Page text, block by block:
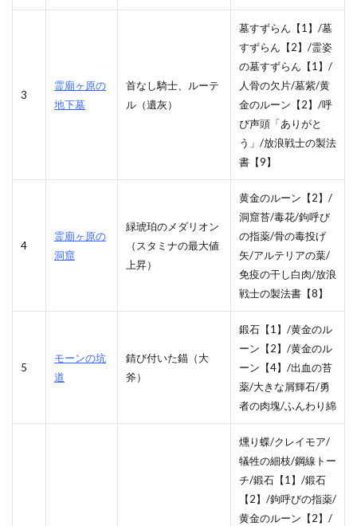
3
霊廟ヶ原の
地下墓
首なし騎士、ルーテ
ル（遺灰）
墓すずらん【1】/墓
すずらん【2】/霊姿
の墓すずらん【1】/
人骨の欠片/墓紫/黄
金のルーン【2】/呼
び声頭「ありがと
う」/放浪戦士の製法
書【9】
4
霊廟ヶ原の
洞窟
緑琥珀のメダリオン
（スタミナの最大値
上昇）
黄金のルーン【2】/
洞窟苔/毒花/鉤呼び
の指薬/骨の毒投げ
矢/アルテリアの葉/
免疫の干し白肉/放浪
戦士の製法書【8】
5
モーンの坑
道
錆び付いた錨（大
斧）
鍛石【1】/黄金のル
ーン【2】/黄金のル
ーン【4】/出血の苔
薬/大きな屑輝石/勇
者の肉塊/ふんわり綿
燻り蝶/クレイモア/
犠牲の細枝/鋼線トー
チ/鍛石【1】/鍛石
【2】/鉤呼びの指薬/
黄金のルーン【2】/